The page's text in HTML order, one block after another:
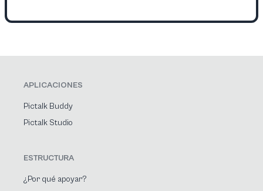
APLICACIONES
Pictalk Buddy
Pictalk Studio
ESTRUCTURA
¿Por qué apoyar?